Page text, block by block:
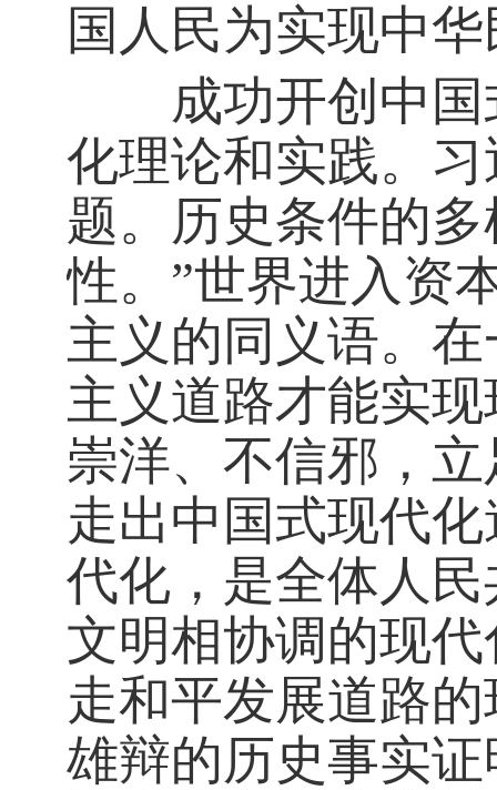
国人民为实现中
成功开创中国
化理论和实践。
题。历史条件的
性。”世界进入资
主义的同义语。
主义道路才能实
崇洋、不信邪，
走出中国式现代
代化，是全体人
文明相协调的现
走和平发展道路
雄辩的历史事实